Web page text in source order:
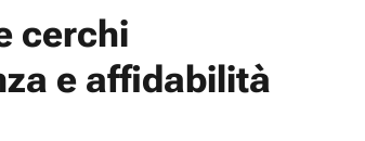
cerchi
e affidabilità